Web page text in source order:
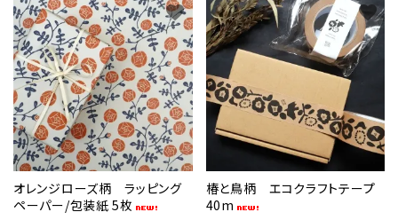
オレンジローズ柄 ラッピング
ペーパー/包装紙 5枚
favorite
椿と鳥柄 エコクラフトテープ
40m
favorite